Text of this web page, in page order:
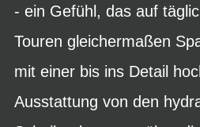
- ein Gefühl, das auf
Touren gleichermaßen
mit einer bis ins Detail
Ausstattung von den